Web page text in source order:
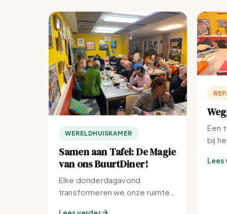
WERELDHUISKAMER
Samen aan Tafel: De Magie
van ons BuurtDiner!
Elke donderdagavond
transformeren we onze ruimte
Een
bij
Lees